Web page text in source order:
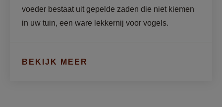
voeder bestaat uit gepelde zaden die niet kiemen
in uw tuin, een ware lekkernij voor vogels.
BEKIJK MEER